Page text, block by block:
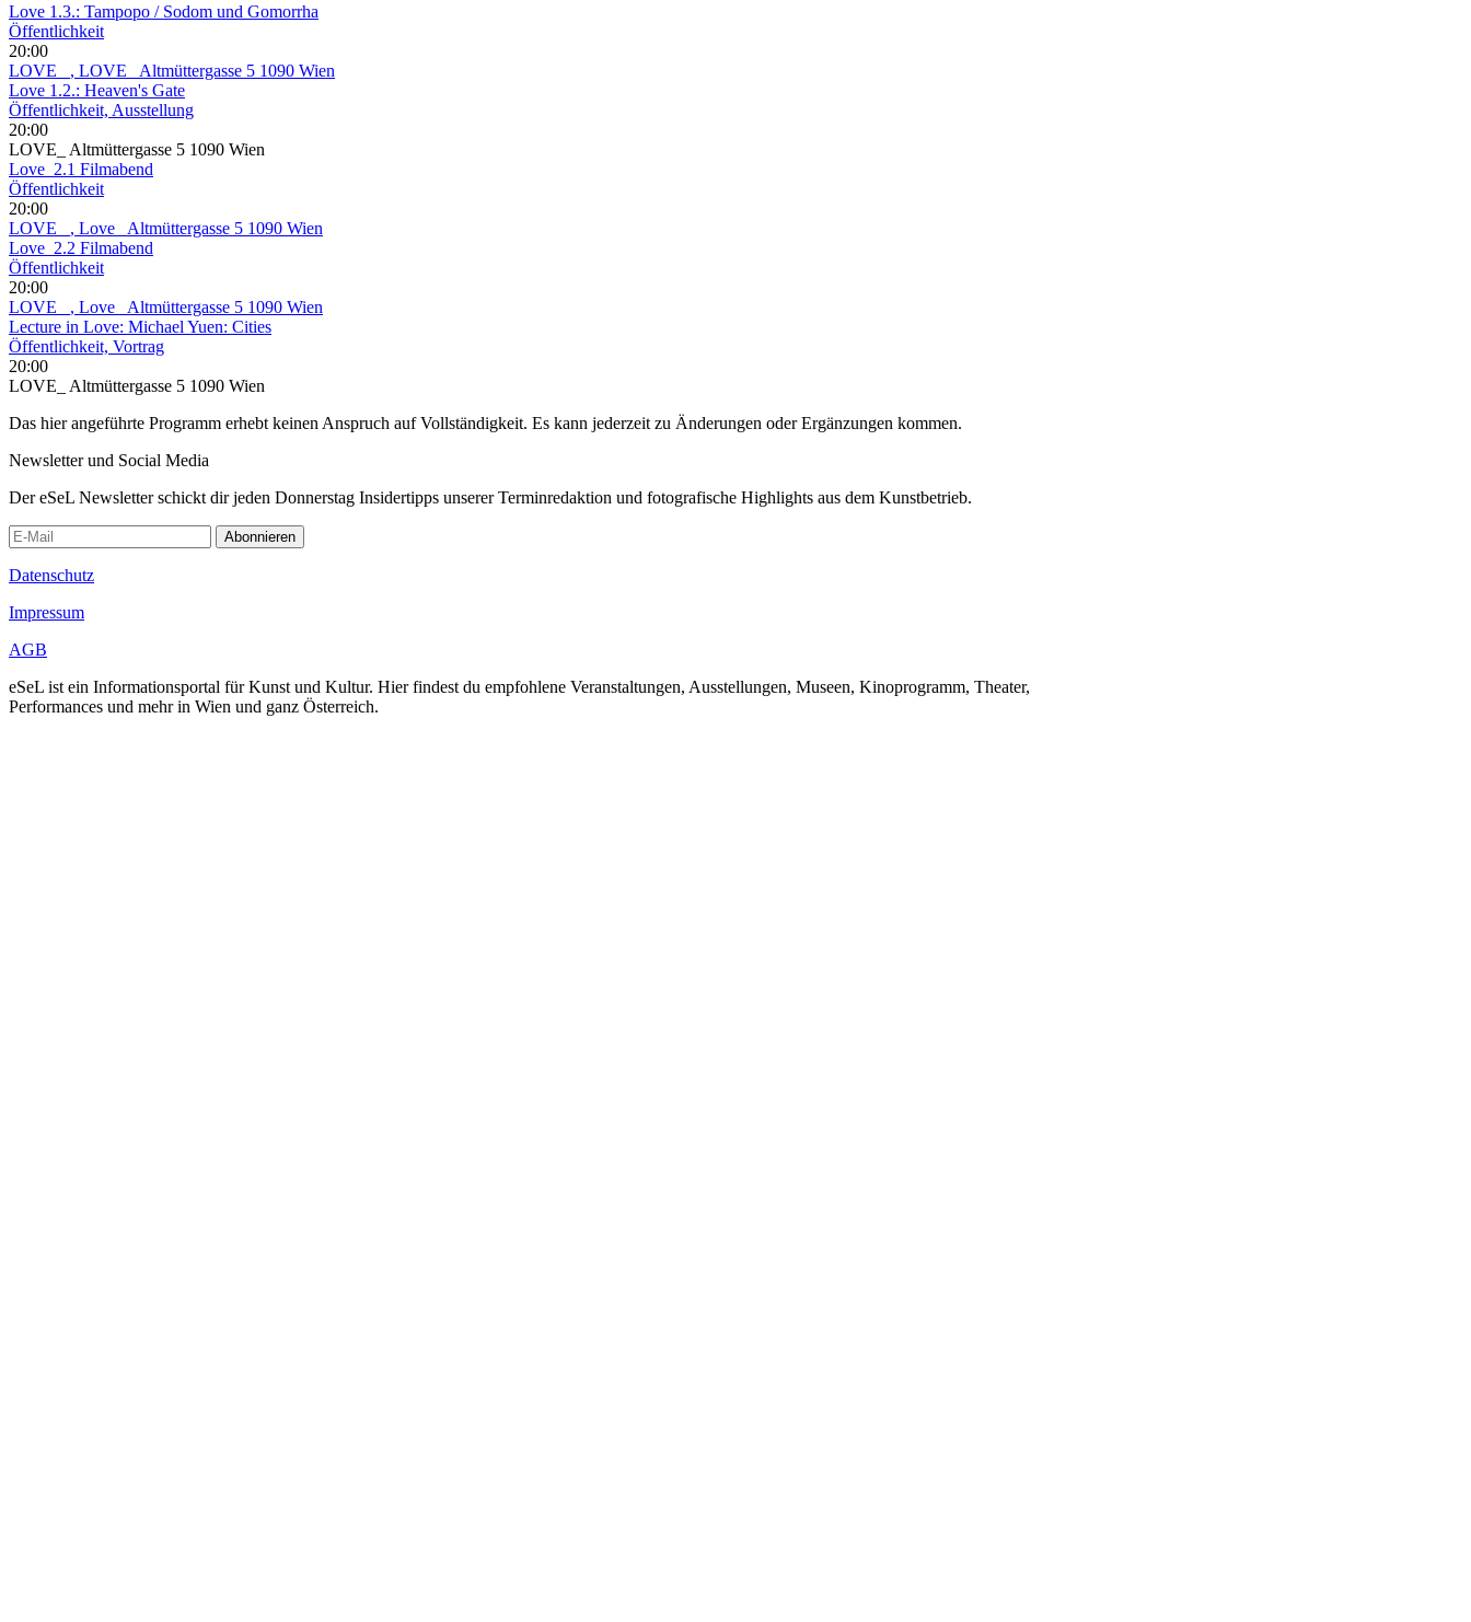
Love 1.3.: Tampopo / Sodom und Gomorrha
Öffentlichkeit
20:00
LOVE_ , LOVE_ Altmüttergasse 5 1090 Wien
Love 1.2.: Heaven's Gate
Öffentlichkeit, Ausstellung
20:00
LOVE_ Altmüttergasse 5 1090 Wien
Love_2.1 Filmabend
Öffentlichkeit
20:00
LOVE_ , Love_ Altmüttergasse 5 1090 Wien
Love_2.2 Filmabend
Öffentlichkeit
20:00
LOVE_ , Love_ Altmüttergasse 5 1090 Wien
Lecture in Love: Michael Yuen: Cities
Öffentlichkeit, Vortrag
20:00
LOVE_ Altmüttergasse 5 1090 Wien
Das hier angeführte Programm erhebt keinen Anspruch auf Vollständigkeit. Es kann jederzeit zu Änderungen oder Ergänzungen kommen.
Newsletter und Social Media
Der eSeL Newsletter schickt dir jeden Donnerstag Insidertipps unserer Terminredaktion und fotografische Highlights aus dem Kunstbetrieb.
Abonnieren
Datenschutz
Impressum
AGB
eSeL ist ein Informationsportal für Kunst und Kultur. Hier findest du empfohlene Veranstaltungen, Ausstellungen, Museen, Kinoprogramm, Theater,
Performances und mehr in Wien und ganz Österreich.